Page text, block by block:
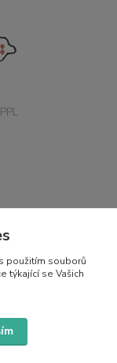
s použitím souborů
týkající se Vašich